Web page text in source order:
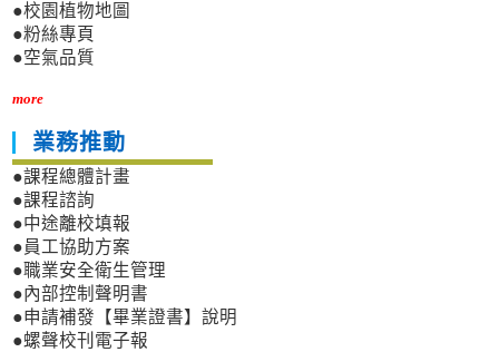
●校園植物地圖
●粉絲專頁
●空氣品質
more
業務推動
●課程總體計畫
●課程諮詢
●中途離校填報
●員工協助方案
●職業安全衛生管理
●內部控制聲明書
●申請補發【畢業證書】說明
●螺聲校刊電子報